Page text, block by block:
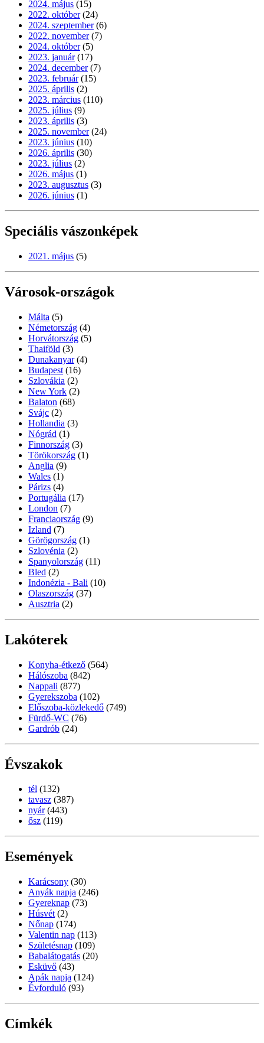
2024. május (15)
2022. október (24)
2024. szeptember (6)
2022. november (7)
2024. október (5)
2023. január (17)
2024. december (7)
2023. február (15)
2025. április (2)
2023. március (110)
2025. július (9)
2023. április (3)
2025. november (24)
2023. június (10)
2026. április (30)
2023. július (2)
2026. május (1)
2023. augusztus (3)
2026. június (1)
Speciális vászonképek
2021. május (5)
Városok-országok
Málta (5)
Németország (4)
Horvátország (5)
Thaiföld (3)
Dunakanyar (4)
Budapest (16)
Szlovákia (2)
New York (2)
Balaton (68)
Svájc (2)
Hollandia (3)
Nógrád (1)
Finnország (3)
Törökország (1)
Anglia (9)
Wales (1)
Párizs (4)
Portugália (17)
London (7)
Franciaország (9)
Izland (7)
Görögország (1)
Szlovénia (2)
Spanyolország (11)
Bled (2)
Indonézia - Bali (10)
Olaszország (37)
Ausztria (2)
Lakóterek
Konyha-étkező (564)
Hálószoba (842)
Nappali (877)
Gyerekszoba (102)
Előszoba-közlekedő (749)
Fürdő-WC (76)
Gardrób (24)
Évszakok
tél (132)
tavasz (387)
nyár (443)
ősz (119)
Események
Karácsony (30)
Anyák napja (246)
Gyereknap (73)
Húsvét (2)
Nőnap (174)
Valentin nap (113)
Születésnap (109)
Babalátogatás (20)
Esküvő (43)
Apák napja (124)
Évforduló (93)
Címkék